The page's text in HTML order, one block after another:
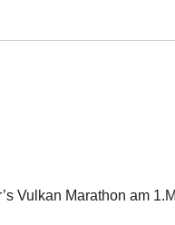
Vulkan Marathon am